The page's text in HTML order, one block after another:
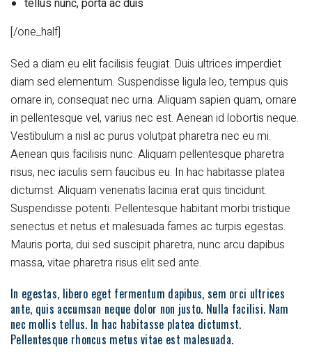
tellus nunc, porta ac duis
[/one_half]
Sed a diam eu elit facilisis feugiat. Duis ultrices imperdiet
diam sed elementum. Suspendisse ligula leo, tempus quis
ornare in, consequat nec urna. Aliquam sapien quam, ornare
in pellentesque vel, varius nec est. Aenean id lobortis neque.
Vestibulum a nisl ac purus volutpat pharetra nec eu mi.
Aenean quis facilisis nunc. Aliquam pellentesque pharetra
risus, nec iaculis sem faucibus eu. In hac habitasse platea
dictumst. Aliquam venenatis lacinia erat quis tincidunt.
Suspendisse potenti. Pellentesque habitant morbi tristique
senectus et netus et malesuada fames ac turpis egestas.
Mauris porta, dui sed suscipit pharetra, nunc arcu dapibus
massa, vitae pharetra risus elit sed ante.
In egestas, libero eget fermentum dapibus, sem orci ultrices
ante, quis accumsan neque dolor non justo. Nulla facilisi. Nam
nec mollis tellus. In hac habitasse platea dictumst.
Pellentesque rhoncus metus vitae est malesuada.